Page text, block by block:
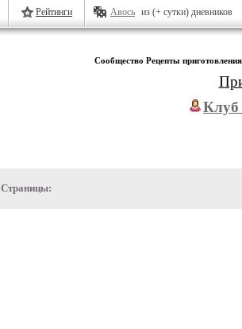
Рейтинги Авось из (+ сутки) дневников
Сообщество Рецепты
Клуб
Страницы: